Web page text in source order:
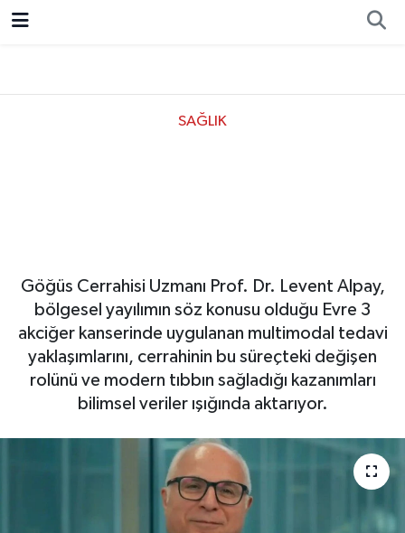
SAĞLIK
Göğüs Cerrahisi Uzmanı Prof. Dr. Levent Alpay,
bölgesel yayılımın söz konusu olduğu Evre 3
akciğer kanserinde uygulanan multimodal tedavi
yaklaşımlarını, cerrahinin bu süreçteki değişen
rolünü ve modern tıbbın sağladığı kazanımları
bilimsel veriler ışığında aktarıyor.